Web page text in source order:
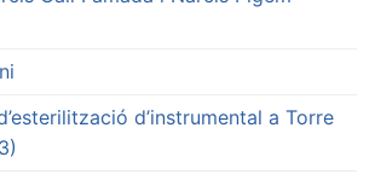
d’instrumental a Torre